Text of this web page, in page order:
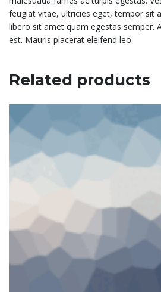
feugiat vitae, ultricies eget, tempor sit
libero sit amet quam egestas semper.
est. Mauris placerat eleifend leo.
Related products